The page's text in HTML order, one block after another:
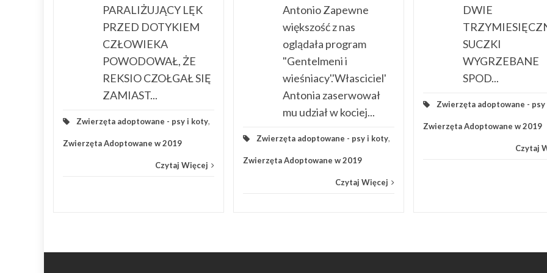
PARALIŻUJĄCY LĘK
PRZED DOTYKIEM
CZŁOWIEKA
POWODOWAŁ, ŻE
REKSIO CZOŁGAŁ SIĘ
ZAMIAST...
Zwierzęta adoptowane - psy i koty,
Zwierzęta Adoptowane w 2019
Czytaj Więcej
Antonio Zapewne
większość z nas
oglądała program
"Gentelmeni i
wieśniacy'.'Własciciel'
Antonia zaserwował
mu udział w kociej...
Zwierzęta adoptowane - psy i koty,
Zwierzęta Adoptowane w 2019
Czytaj Więcej
DWIE
SUCZKI
WYGRZEBANE
SPOD...
Zwierzęta adoptowane -
Zwierzęta Adoptowane w 2019
Czytaj